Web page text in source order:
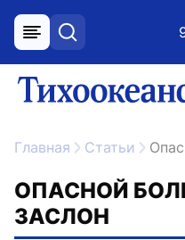
меню поиск
Главная Статьи
ОПАСНОЙ
ЗАСЛОН